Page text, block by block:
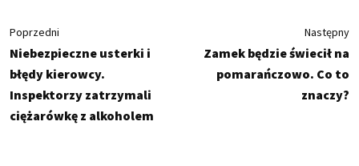
Poprzedni
Niebezpieczne usterki i
błędy kierowcy.
Inspektorzy zatrzymali
ciężarówkę z alkoholem
Następny
Zamek będzie świecił na
pomarańczowo. Co to
znaczy?